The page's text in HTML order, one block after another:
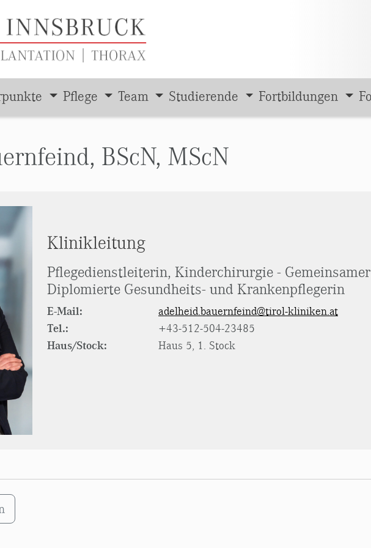
Pflege Team Studierende Fortbildungen
BScN, MScN
Klinikleitung
Pflegedienstleiterin, Kinderchirurgie -
Diplomierte Gesundheits- und Krankenpflegerin
E-Mail: adelheid.bauernfeind@tirol-kliniken.at
Tel.: +43-512-504-23485
Haus/Stock: Haus 5, 1. Stock